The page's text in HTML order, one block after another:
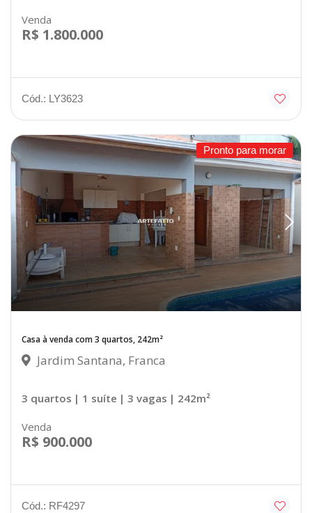
Venda
R$ 1.800.000
Cód.: LY3623
Pronto para morar
Casa à venda com 3 quartos, 242m²
Jardim Santana, Franca
3 quartos | 1 suíte | 3 vagas | 242m²
Venda
R$ 900.000
Cód.: RF4297